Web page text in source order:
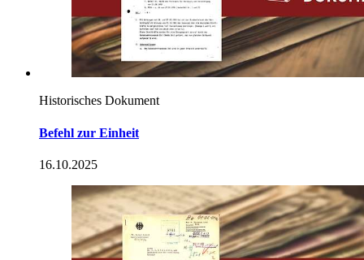
Historisches Dokument
Befehl zur Einheit
16.10.2025